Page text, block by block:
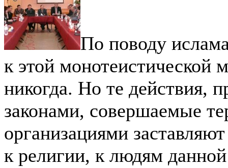
По поводу
к этой монотеистической
никогда. Но те действия,
законами, совершаемые
организациями
к религии, к людям